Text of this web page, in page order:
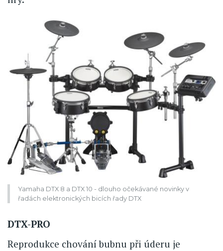
Yamaha DTX 8 a DTX 10 - dlouho očekávané novinky v
řadách elektronických bicích řady DTX
DTX-PRO
Reprodukce chování bubnu při úderu je